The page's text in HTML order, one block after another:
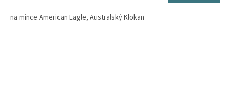
z
na mince American Eagle, Australský Klokan